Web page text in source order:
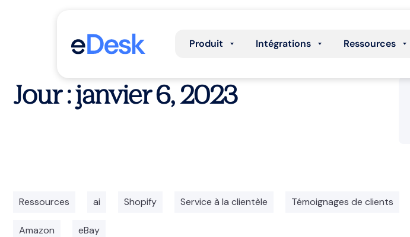
Produit Intégrations Ressources
Jour : janvier 6, 2023
Ressources ai Shopify Service à la clientèle Témoignages de clients
Amazon eBay